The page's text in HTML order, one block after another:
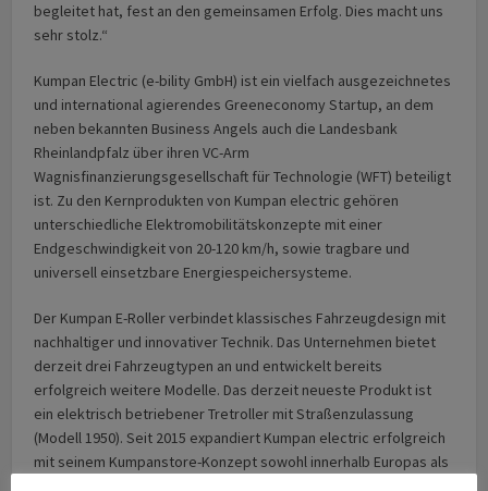
begleitet hat, fest an den gemeinsamen Erfolg. Dies macht uns
sehr stolz.“
Kumpan Electric (e-bility GmbH) ist ein vielfach ausgezeichnetes
und international agierendes Greeneconomy Startup, an dem
neben bekannten Business Angels auch die Landesbank
Rheinlandpfalz über ihren VC-Arm
Wagnisfinanzierungsgesellschaft für Technologie (WFT) beteiligt
ist. Zu den Kernprodukten von Kumpan electric gehören
unterschiedliche Elektromobilitätskonzepte mit einer
Endgeschwindigkeit von 20-120 km/h, sowie tragbare und
universell einsetzbare Energiespeichersysteme.
Der Kumpan E-Roller verbindet klassisches Fahrzeugdesign mit
nachhaltiger und innovativer Technik. Das Unternehmen bietet
derzeit drei Fahrzeugtypen an und entwickelt bereits
erfolgreich weitere Modelle. Das derzeit neueste Produkt ist
ein elektrisch betriebener Tretroller mit Straßenzulassung
(Modell 1950). Seit 2015 expandiert Kumpan electric erfolgreich
mit seinem Kumpanstore-Konzept sowohl innerhalb Europas als